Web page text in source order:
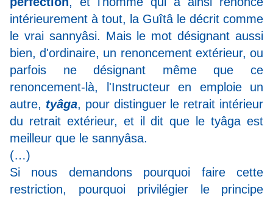
intérieurement à tout, la Guîtâ le décrit comme
le vrai sannyâsi. Mais le mot désignant aussi
bien, d'ordinaire, un renoncement extérieur, ou
parfois ne désignant même que ce
renoncement-là, l'Instructeur en emploie un
autre, tyâga, pour distinguer le retrait intérieur
du retrait extérieur, et il dit que le tyâga est
meilleur que le sannyâsa.
(…)
Si nous demandons pourquoi faire cette
restriction, pourquoi privilégier le principe